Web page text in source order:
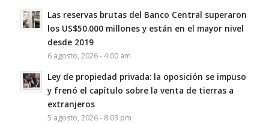
Las reservas brutas del Banco Central superaron
los US$50.000 millones y están en el mayor nivel
desde 2019
6 agosto, 2026 - 4:00 am
Ley de propiedad privada: la oposición se impuso
y frenó el capítulo sobre la venta de tierras a
extranjeros
5 agosto, 2026 - 8:03 pm